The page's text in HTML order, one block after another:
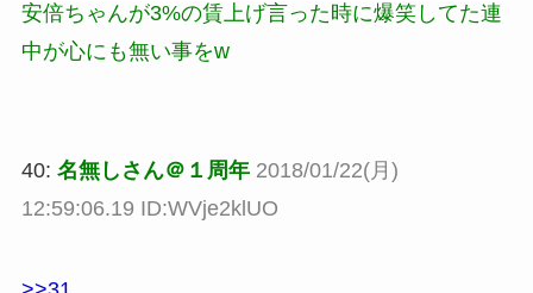
安倍ちゃんが3%の賃上げ言った時に爆笑してた連
中が心にも無い事をw
40: 名無しさん＠１周年 2018/01/22(月)
12:59:06.19 ID:WVje2klUO